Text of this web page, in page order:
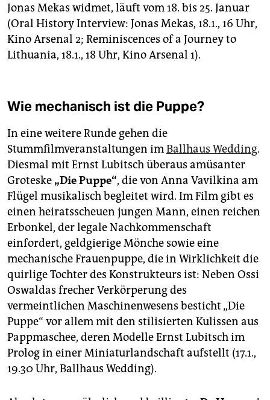
Jonas Mekas widmet, läuft vom 18. bis 25. Januar
(Oral History Interview: Jonas Mekas, 18.1., 16 Uhr,
Kino Arsenal 2; Reminiscences of a Journey to
Lithuania, 18.1., 18 Uhr, Kino Arsenal 1).
Wie mechanisch ist die Puppe?
In eine weitere Runde gehen die
Stummfilmveranstaltungen imBallhaus Wedding.
Diesmal mit Ernst Lubitsch überaus amüsanter
Groteske „Die Puppe“, die von Anna Vavilkina am
Flügel musikalisch begleitet wird. Im Film gibt es
einen heiratsscheuen jungen Mann, einen reichen
Erbonkel, der legale Nachkommenschaft
einfordert, geldgierige Mönche sowie eine
mechanische Frauenpuppe, die in Wirklichkeit die
quirlige Tochter des Konstrukteurs ist: Neben Ossi
Oswaldas frecher Verkörperung des
vermeintlichen Maschinenwesens besticht „Die
Puppe“ vor allem mit den stilisierten Kulissen aus
Pappmaschee, deren Modelle Ernst Lubitsch im
Prolog in einer Miniaturlandschaft aufstellt (17.1.,
19.30 Uhr, Ballhaus Wedding).